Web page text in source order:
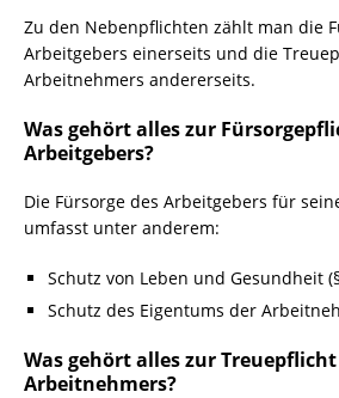
Zu den Nebenpflichten zählt man die
Arbeitgebers einerseits und die
Arbeitnehmers andererseits.
Was gehört alles zur
Arbeitgebers?
Die Fürsorge des Arbeitgebers für
umfasst unter anderem:
Schutz von Leben und Gesundheit
Schutz des Eigentums der
Was gehört alles zur Treuepflicht
Arbeitnehmers?